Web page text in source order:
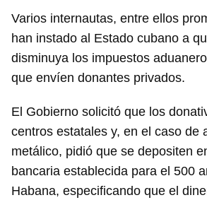
Guardar como favorito
Para poder guardar como favorito,
iniciar sesión con tu cuenta de
INICIAR SESIÓN
Varios internautas, entre ellos
han instado al Estado cubano a
disminuya los impuestos
que envíen donantes privados.
El Gobierno solicitó que los
centros estatales y, en el caso de
metálico, pidió que se depositen
bancaria establecida para el 500
Habana, especificando que el